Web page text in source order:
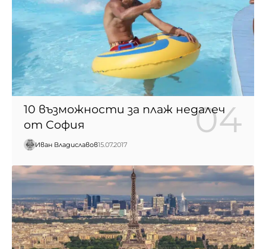
10 възможности за плаж недалеч
от София
Иван Владиславов15.07.2017